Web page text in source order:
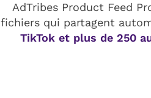
AdTribes Product Feed
fichiers qui partagent
TikTok et plus de 250